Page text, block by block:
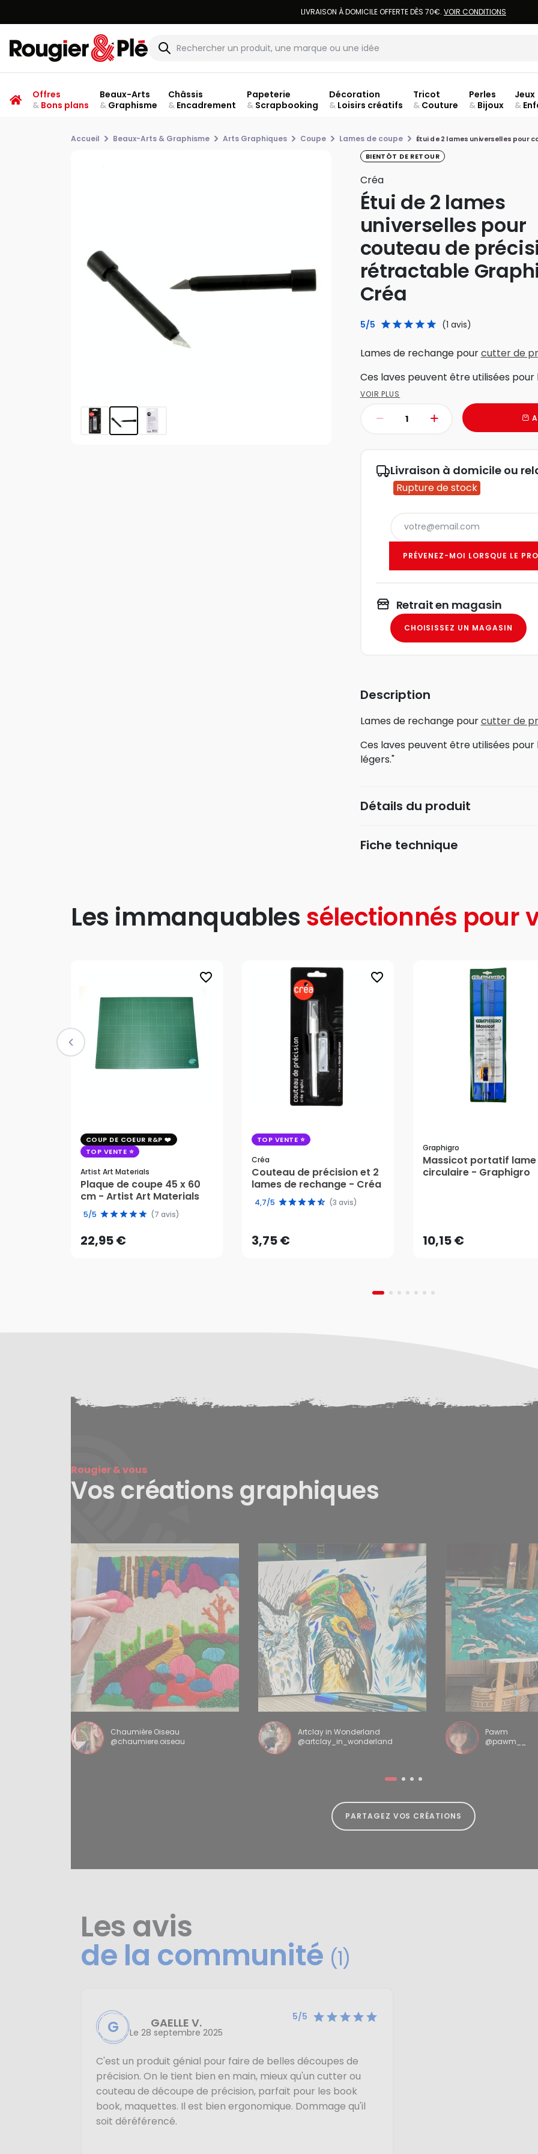
LIVRAISON À DOMICILE OFFERTE DÈS 70€. VOIR CONDITIONS
Offres
&Bons plans
Beaux-Arts
&Graphisme
Châssis
&Encadrement
Papeterie
&Scrapbooking
Décoration
&Loisirs créatifs
Tricot
& Couture
Perles
& Bijoux
Jeux
&
Accueil Beaux-Arts & Graphisme Arts Graphiques Coupe Lames de coupe Étui de 2 lames universelles pour
BIENTÔT DE RETOUR
Créa
Étui de 2 lames
universelles pour
couteau de
rétractable
Créa
5/5 (1 avis)
Lames de rechange pourcutter de
Ces laves peuvent être utilisées
VOIR PLUS
Livraison à domicile ou
Rupture de stock
PRÉVENEZ-MOI LORSQUE LE
Retrait en magasin
CHOISISSEZ UN MAGASIN
Description
Lames de rechange pourcutter de
Ces laves peuvent être utilisées
légers."
Détails du produit
Fiche technique
Les immanquables sélectionnés pour
favorite_border
COUP DE COEUR R&P
TOP VENTE
Artist Art Materials
Plaque de coupe 45 x 60
cm - Artist Art Materials
5/5 (7 avis)
22,95 €
22,95 €
AJOUTER AU PANIER
favorite_border
TOP VENTE
Créa
Couteau de précision et 2
lames de rechange - Créa
4,7/5 (3 avis)
3,75 €
3,75 €
AJOUTER AU PANIER
Graphigro
Massicot portatif lame
circulaire - Graphigro
10,15 €AJOUTER AU PANIER
Rougier & vous
Vos créations graphiques
Chaumière Oiseau
@chaumiere.oiseau
Artclay in Wonderland
@artclay_in_wonderland
Pawm
@pawm__
PARTAGEZ VOS CRÉATIONS
Les avis
de la communité (1)
G GAELLE V.
Le 28 septembre 2025
5/5 
C'est un produit génial pour faire de belles découpes de
précision. On le tient bien en main, mieux qu'un cutter ou
couteau de découpe de précision, parfait pour les book
book, maquettes. Il est bien ergonomique. Dommage qu'il
soit déréférencé.